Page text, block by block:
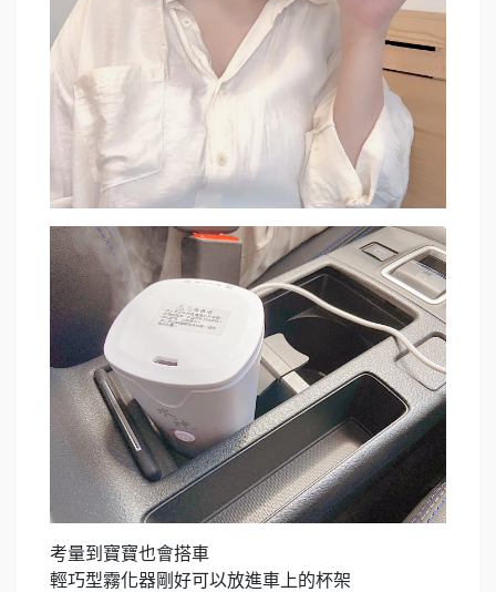
考量到寶寶也會搭車​
輕巧型霧化器剛好可以放進車上的杯架​